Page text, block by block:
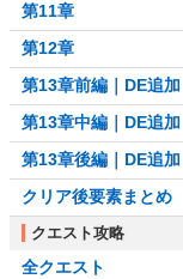
第11章
第12章
第13章前編｜DE追加
第13章中編｜DE追加
第13章後編｜DE追加
クリア後要素まとめ
クエスト攻略
全クエスト